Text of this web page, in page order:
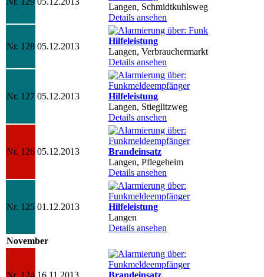
Langen, Schmidtkuhlsweg
Details ansehen
Nr. 128 05.12.2013
Hilfeleistung
Langen, Verbrauchermarkt
Details ansehen
Nr. 127 05.12.2013
Hilfeleistung
Langen, Stieglitzweg
Details ansehen
Nr. 126 05.12.2013
Brandeinsatz
Langen, Pflegeheim
Details ansehen
Nr. 125 01.12.2013
Hilfeleistung
Langen
Details ansehen
November
Nr. 124 16.11.2013
Brandeinsatz